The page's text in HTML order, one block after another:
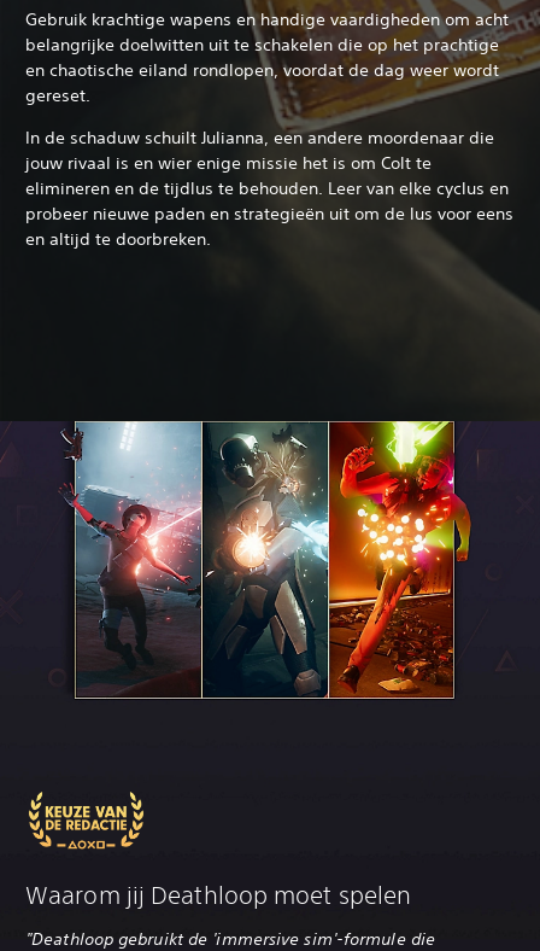
Gebruik krachtige wapens en handige vaardigheden om acht
belangrijke doelwitten uit te schakelen die op het prachtige
en chaotische eiland rondlopen, voordat de dag weer wordt
gereset.
In de schaduw schuilt Julianna, een andere moordenaar die
jouw rivaal is en wier enige missie het is om Colt te
elimineren en de tijdlus te behouden. Leer van elke cyclus en
probeer nieuwe paden en strategieën uit om de lus voor eens
en altijd te doorbreken.
Waarom jij Deathloop moet spelen
"Deathloop gebruikt de 'immersive sim'-formule die